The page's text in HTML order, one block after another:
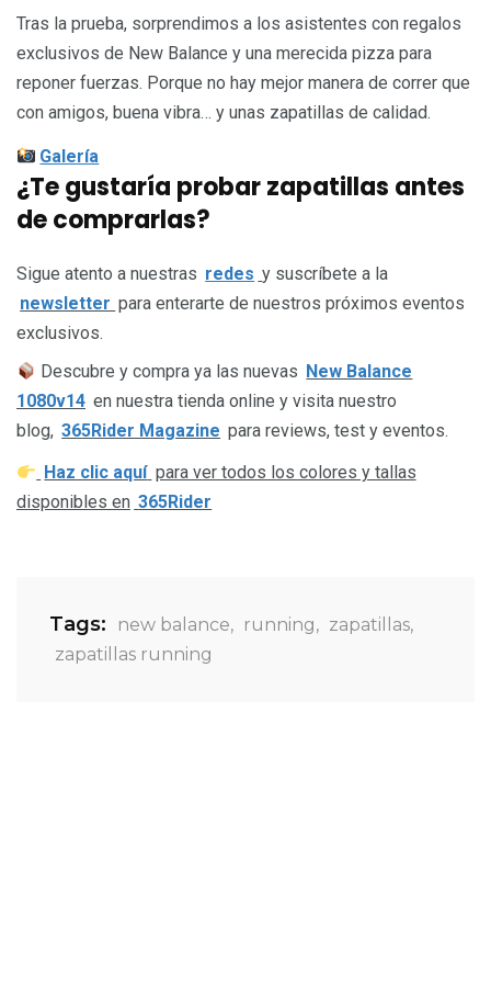
Tras la prueba, sorprendimos a los asistentes con regalos
exclusivos de New Balance y una merecida pizza para
reponer fuerzas. Porque no hay mejor manera de correr que
con amigos, buena vibra… y unas zapatillas de calidad.
Galería
¿Te gustaría probar zapatillas antes
de comprarlas?
Sigue atento a nuestras redes y suscríbete a la
newsletter para enterarte de nuestros próximos eventos
exclusivos.
Descubre y compra ya las nuevas New Balance
1080v14 en nuestra tienda online y visita nuestro
blog, 365Rider Magazine para reviews, test y eventos.
Haz clic aquí para ver todos los colores y tallas
disponibles en 365Rider
Tags: new balance, running, zapatillas,
zapatillas running